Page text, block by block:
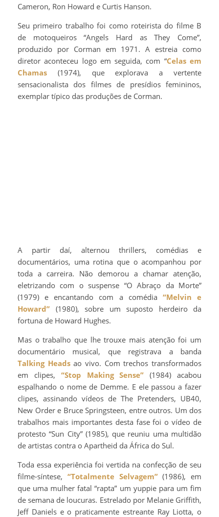
Cameron, Ron Howard e Curtis Hanson.
Seu primeiro trabalho foi como roteirista do filme B
de motoqueiros “Angels Hard as They Come”,
produzido por Corman em 1971. A estreia como
diretor aconteceu logo em seguida, com “Celas em
Chamas (1974), que explorava a vertente
sensacionalista dos filmes de presídios femininos,
exemplar típico das produções de Corman.
A partir daí, alternou thrillers, comédias e
documentários, uma rotina que o acompanhou por
toda a carreira. Não demorou a chamar atenção,
eletrizando com o suspense “O Abraço da Morte”
(1979) e encantando com a comédia “Melvin e
Howard” (1980), sobre um suposto herdeiro da
fortuna de Howard Hughes.
Mas o trabalho que lhe trouxe mais atenção foi um
documentário musical, que registrava a banda
Talking Headsao vivo. Com trechos transformados
em clipes, “Stop Making Sense” (1984) acabou
espalhando o nome de Demme. E ele passou a fazer
clipes, assinando vídeos de The Pretenders, UB40,
New Order e Bruce Springsteen, entre outros. Um dos
trabalhos mais importantes desta fase foi o vídeo de
protesto “Sun City” (1985), que reuniu uma multidão
de artistas contra o Apartheid da África do Sul.
Toda essa experiência foi vertida na confecção de seu
filme-síntese, “Totalmente Selvagem”(1986), em
que uma mulher fatal “rapta” um yuppie para um fim
de semana de loucuras. Estrelado por Melanie Griffith,
Jeff Daniels e o praticamente estreante Ray Liotta, o